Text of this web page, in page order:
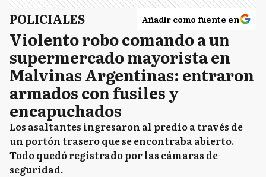
POLICIALES Añadir como fuente en
Violento robo comando a un
supermercado mayorista en
Malvinas Argentinas: entraron
armados con fusiles y
encapuchados
Los asaltantes ingresaron al predio a través de
un portón trasero que se encontraba abierto.
Todo quedó registrado por las cámaras de
seguridad.